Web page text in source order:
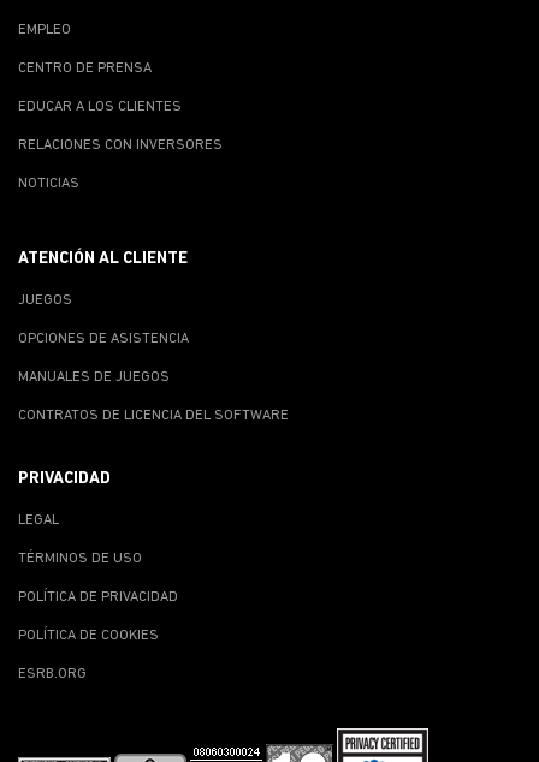
EMPLEO
CENTRO DE PRENSA
EDUCAR A LOS CLIENTES
RELACIONES CON INVERSORES
NOTICIAS
ATENCIÓN AL CLIENTE
JUEGOS
OPCIONES DE ASISTENCIA
MANUALES DE JUEGOS
CONTRATOS DE LICENCIA DEL SOFTWARE
PRIVACIDAD
LEGAL
TÉRMINOS DE USO
POLÍTICA DE PRIVACIDAD
POLÍTICA DE COOKIES
ESRB.ORG